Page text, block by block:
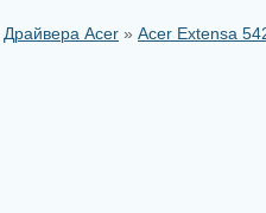
Драйвера Acer » Acer Extensa